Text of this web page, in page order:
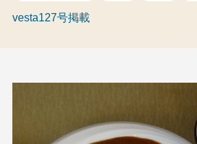
vesta127号掲載